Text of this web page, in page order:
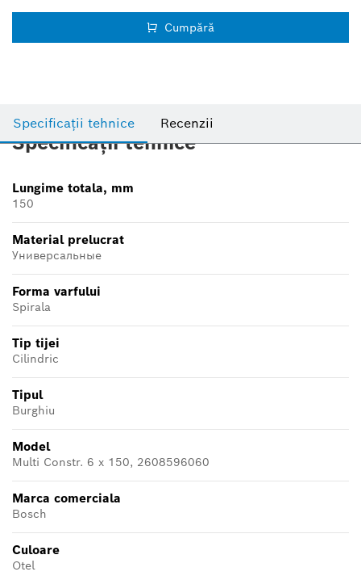
Cumpără
Specificații tehnice Recenzii
Specificații tehnice
Lungime totala, mm
150
Material prelucrat
Универсальные
Forma varfului
Spirala
Tip tijei
Cilindric
Tipul
Burghiu
Model
Multi Constr. 6 x 150, 2608596060
Marca comerciala
Bosch
Culoare
Otel